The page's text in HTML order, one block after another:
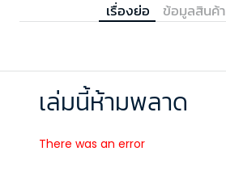
เรื่องย่อ ข้อมูลสินค้า
เล่มนี้ห้ามพลาด
There was an error